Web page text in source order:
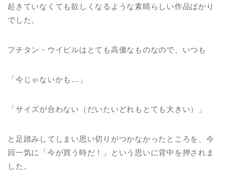
起きていなくても欲しくなるような素晴らしい作品ばかり
でした。
フチタン・ウイピルはとても高価なものなので、いつも
「今じゃないかも…」
「サイズが合わない（だいたいどれもとても大きい）」
と足踏みしてしまい思い切りがつかなかったところを、今
回一気に「今が買う時だ！」という思いに背中を押されま
した。